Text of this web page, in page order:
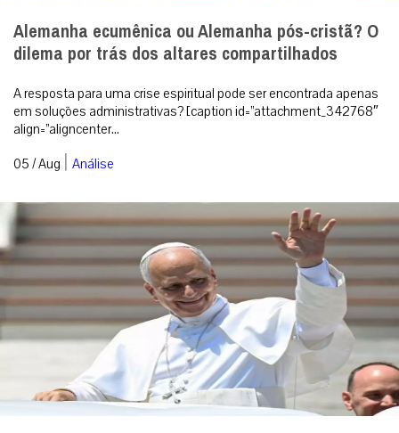
Alemanha ecumênica ou Alemanha pós-cristã? O
dilema por trás dos altares compartilhados
A resposta para uma crise espiritual pode ser encontrada apenas
em soluções administrativas? [caption id=”attachment_342768″
align=”aligncenter...
05 / Aug | Análise